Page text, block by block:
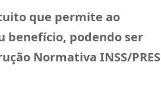
que permite ao
benefício, podendo ser
Normativa INSS/PRES